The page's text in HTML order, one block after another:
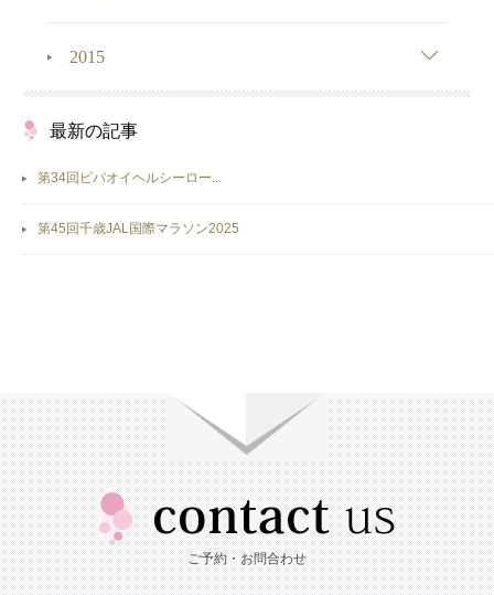
2015
最新の記事
第34回ピパオイヘルシーロー...
第45回千歳JAL国際マラソン2025
ご予約・お問合わせ